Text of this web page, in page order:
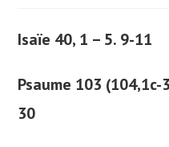
Isaïe 40, 1 – 5. 9-11
Psaume 103
30